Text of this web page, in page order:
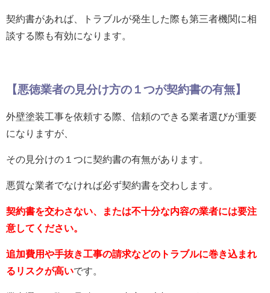
契約書があれば、トラブルが発生した際も第三者機関に相
談する際も有効になります。
【悪徳業者の見分け方の１つが契約書の有無】
外壁塗装工事を依頼する際、信頼のできる業者選びが重要
になりますが、
その見分けの１つに契約書の有無があります。
悪質な業者でなければ必ず契約書を交わします。
契約書を交わさない、または不十分な内容の業者には要注
意してください。
追加費用や手抜き工事の請求などのトラブルに巻き込まれ
るリスクが高いです。